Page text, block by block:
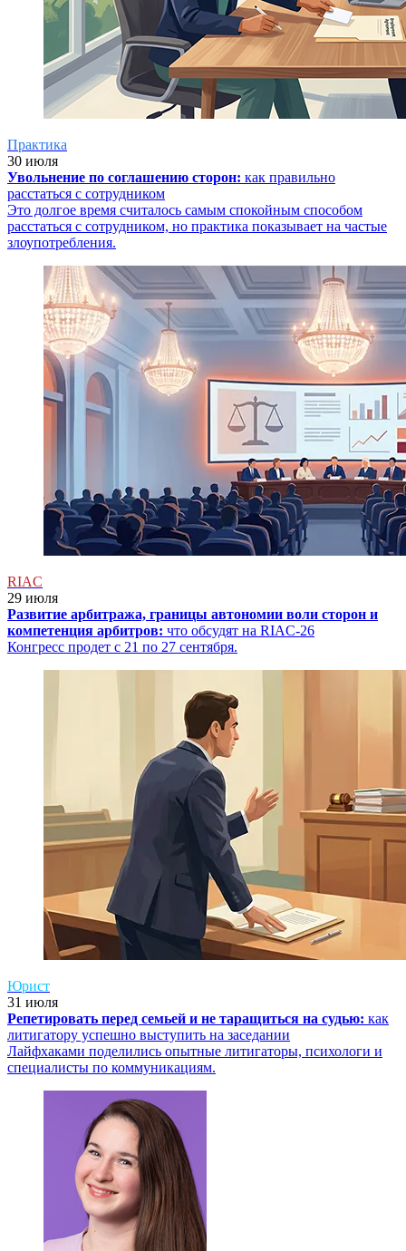
Практика
30 июля
Увольнение по соглашению сторон: как правильно
расстаться с сотрудником
Это долгое время считалось самым спокойным способом
расстаться с сотрудником, но практика показывает на частые
злоупотребления.
RIAC
29 июля
Развитие арбитража, границы автономии воли сторон и
компетенция арбитров: что обсудят на RIAC-26
Конгресс продет с 21 по 27 сентября.
Юрист
31 июля
Репетировать перед семьей и не таращиться на судью: как
литигатору успешно выступить на заседании
Лайфхаками поделились опытные литигаторы, психологи и
специалисты по коммуникациям.